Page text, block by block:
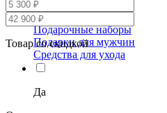
Сертификаты
Подарочные наборы
Подарки для мужчин
Средства для ухода
Товар со скидкой
Да